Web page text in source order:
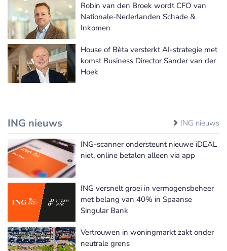
Robin van den Broek wordt CFO van
Nationale-Nederlanden Schade &
Inkomen
House of Bèta versterkt AI-strategie met
komst Business Director Sander van der
Hoek
ING nieuws ING nieuws
ING-scanner ondersteunt nieuwe iDEAL
niet, online betalen alleen via app
ING versnelt groei in vermogensbeheer
met belang van 40% in Spaanse
Singular Bank
Vertrouwen in woningmarkt zakt onder
neutrale grens